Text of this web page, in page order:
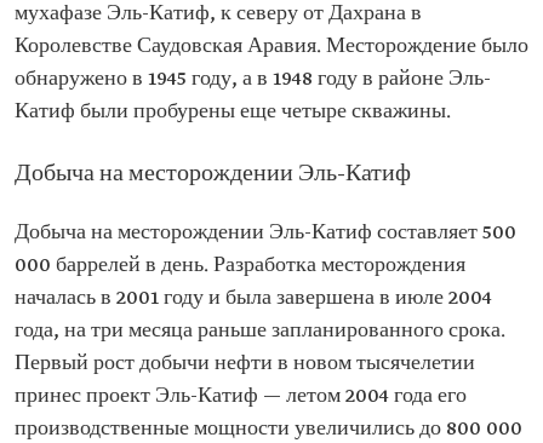
мухафазе Эль-Катиф, к северу от Дахрана в
Королевстве Саудовская Аравия. Месторождение было
обнаружено в 1945 году, а в 1948 году в районе Эль-
Катиф были пробурены еще четыре скважины.
Добыча на месторождении Эль-Катиф
Добыча на месторождении Эль-Катиф составляет 500
000 баррелей в день. Разработка месторождения
началась в 2001 году и была завершена в июле 2004
года, на три месяца раньше запланированного срока.
Первый рост добычи нефти в новом тысячелетии
принес проект Эль-Катиф — летом 2004 года его
производственные мощности увеличились до 800 000